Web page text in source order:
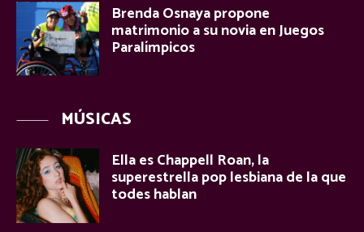
Brenda Osnaya propone
matrimonio a su novia en Juegos
Paralímpicos
MÚSICAS
Ella es Chappell Roan, la
superestrella pop lesbiana de la que
todes hablan